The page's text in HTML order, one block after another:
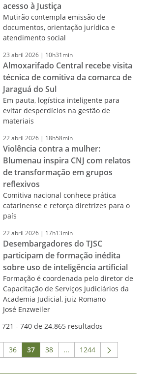
acesso à Justiça
Mutirão contempla emissão de
documentos, orientação jurídica e
atendimento social
23 abril 2026 | 10h31min
Almoxarifado Central recebe visita
técnica de comitiva da comarca de
Jaraguá do Sul
Em pauta, logística inteligente para
evitar desperdícios na gestão de
materiais
22abril 2026 | 18h58min
Violência contra a mulher:
Blumenau inspira CNJ com relatos
de transformação em grupos
reflexivos
Comitiva nacional conhece prática
catarinense e reforça diretrizes para o
país
22abril 2026 | 17h13min
Desembargadores do TJSC
participam de formação inédita
sobre uso de inteligência artificial
Formação é coordenada pelo diretor de
Capacitação de Serviços Judiciários da
Academia Judicial, juiz Romano
José Enzweiler
- 740 de 24.865 resultados
intermediárias Usar ABA para
Página
36 Página
37 Página
38 ...Páginas intermediárias
Página
1244